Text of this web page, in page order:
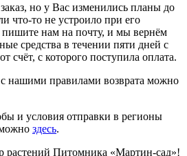
но у Вас изменились планы до
что-то не устроило при его
нам на почту, и мы вернём
средства в течении пяти дней с
счёт, с которого поступила оплата.
нашими правилами возврата можно
и условия отправки в регионы
здесь.
растений Питомника «Мартин-сад»!